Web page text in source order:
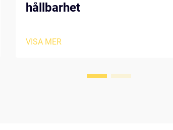
hållbarhet
VISA MER